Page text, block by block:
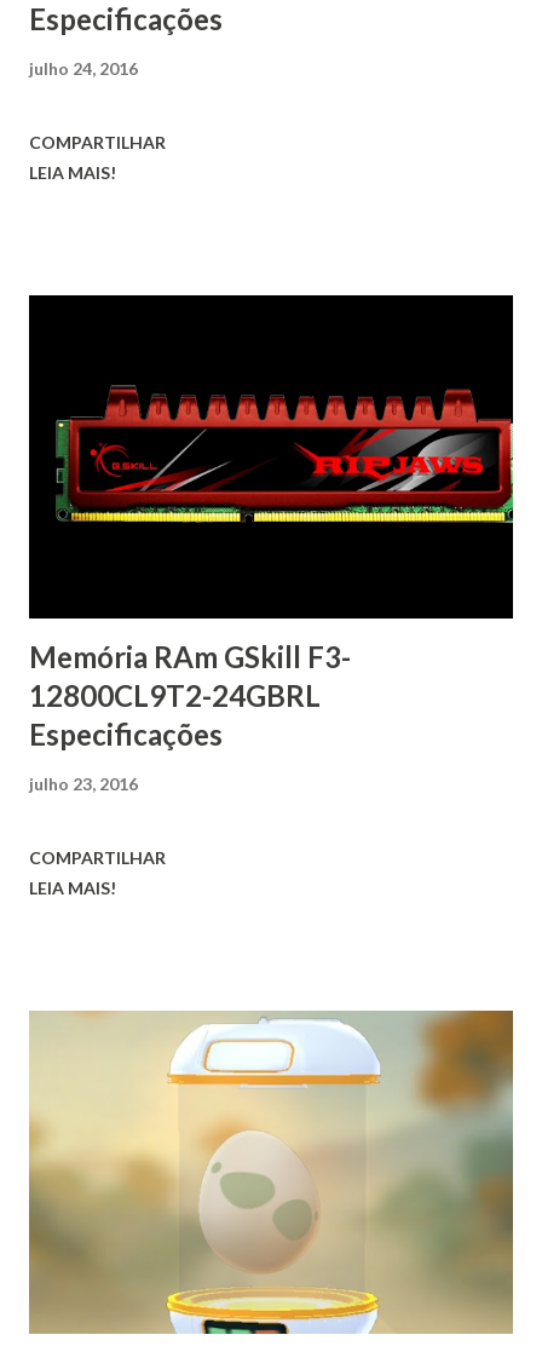
Especificações
julho 24, 2016
COMPARTILHAR
LEIA MAIS!
Memória RAm GSkill F3-
12800CL9T2-24GBRL
Especificações
julho 23, 2016
COMPARTILHAR
LEIA MAIS!